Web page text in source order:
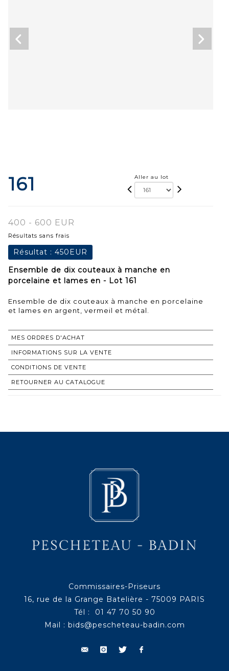
161 Aller au lot
400 - 600 EUR
Résultats sans frais
Résultat : 450EUR
Ensemble de dix couteaux à manche en
porcelaine et lames en - Lot 161
Ensemble de dix couteaux à manche en porcelaine
et lames en argent, vermeil et métal.
MES ORDRES D'ACHAT
INFORMATIONS SUR LA VENTE
CONDITIONS DE VENTE
RETOURNER AU CATALOGUE
Commissaires-Priseurs
16, rue de la Grange Batelière - 75009 PARIS
Tél : 01 47 70 50 90
Mail : bids@pescheteau-badin.com